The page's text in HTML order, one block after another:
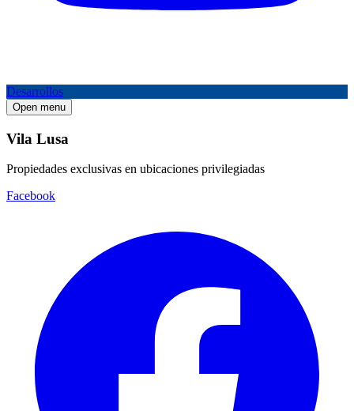
Desarrollos
Open menu
Vila Lusa
Propiedades exclusivas en ubicaciones privilegiadas
Facebook